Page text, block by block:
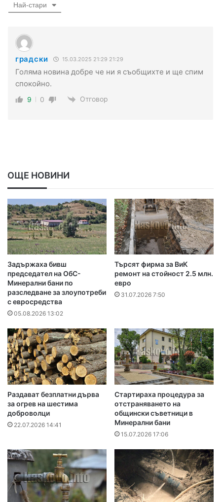
Най-стари
градски 15.03.2025 21:29 21:29
Голяма новина добре че ни я съобщихте и ще спим
спокойно.
9 0 Отговор
ОЩЕ НОВИНИ
Задържаха бивш
председател на ОбС-
Минерални бани по
разследване за злоупотреби
с евросредства
05.08.2026 13:02
Търсят фирма за ВиК
ремонт на стойност 2.5 млн.
евро
31.07.2026 7:50
Раздават безплатни дърва
за огрев на шестима
доброволци
22.07.2026 14:41
Стартираха процедура за
отстраняването на
общински съветници в
Минерални бани
15.07.2026 17:06